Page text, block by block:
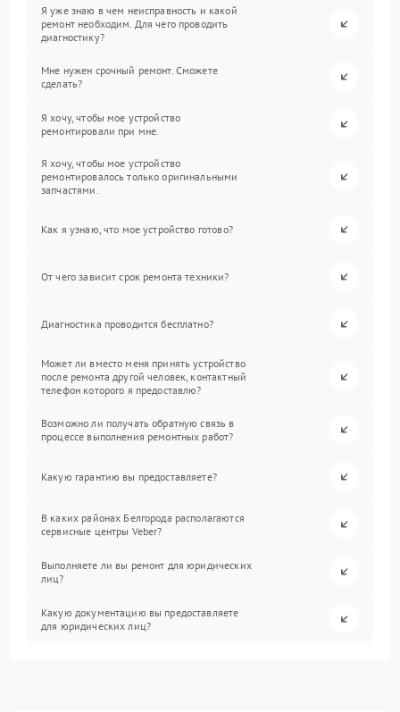
Я уже знаю в чем неисправность и какой
ремонт необходим. Для чего проводить
диагностику?
Мне нужен срочный ремонт. Сможете
сделать?
Я хочу, чтобы мое устройство
ремонтировали при мне.
Я хочу, чтобы мое устройство
ремонтировалось только оригинальными
запчастями.
Как я узнаю, что мое устройство готово?
От чего зависит срок ремонта техники?
Диагностика проводится бесплатно?
Может ли вместо меня принять устройство
после ремонта другой человек, контактный
телефон которого я предоставлю?
Возможно ли получать обратную связь в
процессе выполнения ремонтных работ?
Какую гарантию вы предоставляете?
В каких районах Белгорода располагаются
сервисные центры Veber?
Выполняете ли вы ремонт для юридических
лиц?
Какую документацию вы предоставляете
для юридических лиц?